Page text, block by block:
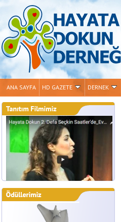
ANA SAYFA HD GAZETE DERNEK